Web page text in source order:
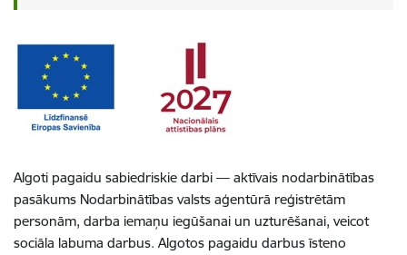
Algoti pagaidu sabiedriskie darbi — aktīvais nodarbinātības
pasākums Nodarbinātības valsts aģentūrā reģistrētām
personām, darba iemaņu iegūšanai un uzturēšanai, veicot
sociāla labuma darbus. Algotos pagaidu darbus īsteno